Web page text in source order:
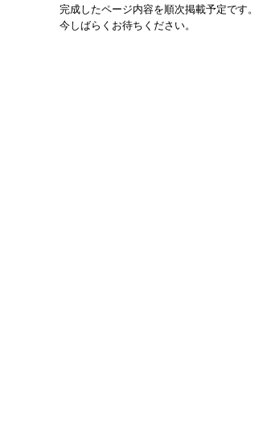
完成したページ内容を順次掲載予定です。
今しばらくお待ちください。